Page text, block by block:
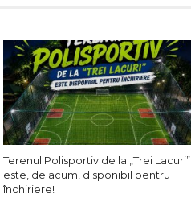
Terenul Polisportiv de la „Trei Lacuri”
este, de acum, disponibil pentru
închiriere!